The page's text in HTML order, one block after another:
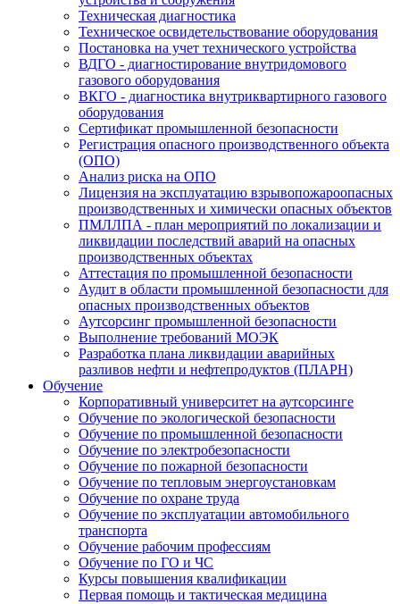
Техническая диагностика
Техническое освидетельствование оборудования
Постановка на учет технического устройства
ВДГО - диагностирование внутридомового
газового оборудования
ВКГО - диагностика внутриквартирного газового
оборудования
Сертификат промышленной безопасности
Регистрация опасного производственного объекта
(ОПО)
Анализ риска на ОПО
Лицензия на эксплуатацию взрывопожароопасных
производственных и химически опасных объектов
ПМЛЛПА - план мероприятий по локализации и
ликвидации последствий аварий на опасных
производственных объектах
Аттестация по промышленной безопасности
Аудит в области промышленной безопасности для
опасных производственных объектов
Аутсорсинг промышленной безопасности
Выполнение требований МОЭК
Разработка плана ликвидации аварийных
разливов нефти и нефтепродуктов (ПЛАРН)
Обучение
Корпоративный университет на аутсорсинге
Обучение по экологической безопасности
Обучение по промышленной безопасности
Обучение по электробезопасности
Обучение по пожарной безопасности
Обучение по тепловым энергоустановкам
Обучение по охране труда
Обучение по эксплуатации автомобильного
транспорта
Обучение рабочим профессиям
Обучение по ГО и ЧС
Курсы повышения квалификации
Первая помощь и тактическая медицина